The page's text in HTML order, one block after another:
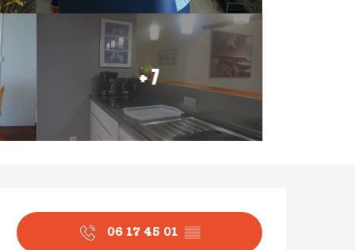
+ 7
Ouverture et
06 17 45 01 ▒▒